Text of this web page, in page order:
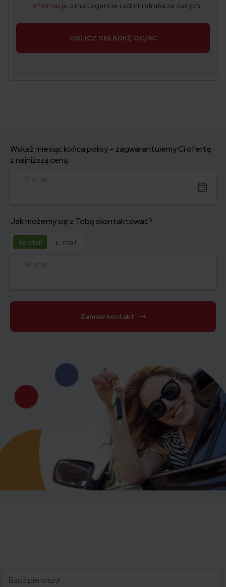
Informacje o multiagencie i administratorze danych.
OBLICZ SKŁADKĘ OC/AC
Wskaż miesiąc końca polisy – zagwarantujemy Ci ofertę
z najniższą ceną.
Miesiąc
Jak możemy się z Tobą skontaktować?
Telefon E-mail
Telefon
Zamów kontakt